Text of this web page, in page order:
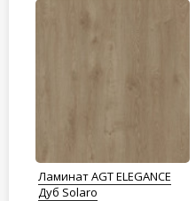
Ламинат AGT ELEGANCE
Дуб Solaro